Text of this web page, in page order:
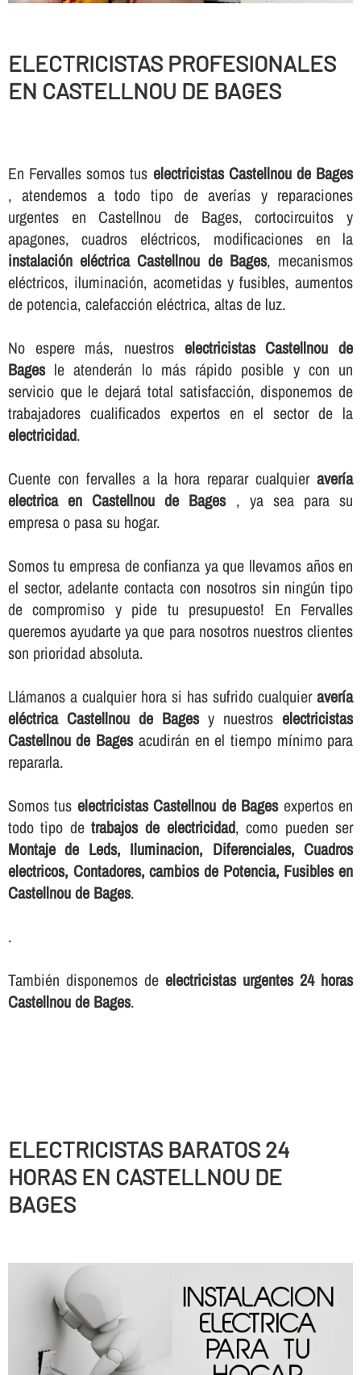
ELECTRICISTAS PROFESIONALES
EN CASTELLNOU DE BAGES
En Fervalles somos tus electricistas Castellnou de Bages
, atendemos a todo tipo de averí­as y reparaciones
urgentes en Castellnou de Bages, cortocircuitos y
apagones, cuadros eléctricos, modificaciones en la
instalación eléctrica Castellnou de Bages, mecanismos
eléctricos, iluminación, acometidas y fusibles, aumentos
de potencia, calefacción eléctrica, altas de luz.
No espere más, nuestros electricistas Castellnou de
Bagesle atenderán lo más rápido posible y con un
servicio que le dejará total satisfacción, disponemos de
trabajadores cualificados expertos en el sector de la
electricidad.
Cuente con fervalles a la hora reparar cualquieraverí­a
electrica en Castellnou de Bages, ya sea para su
empresa o pasa su hogar.
Somos tu empresa de confianza ya que llevamos años en
el sector, adelante contacta con nosotros sin ningún tipo
de compromiso y pide tu presupuesto! En Fervalles
queremos ayudarte ya que para nosotros nuestros clientes
son prioridad absoluta.
Llámanos a cualquier hora si has sufrido cualquieraverí­a
eléctrica Castellnou de Bagesy nuestroselectricistas
Castellnou de Bagesacudirán en el tiempo mí­nimo para
repararla.
Somos tus electricistas Castellnou de Bagesexpertos en
todo tipo detrabajos de electricidad, como pueden ser
Montaje de Leds, Iluminacion, Diferenciales, Cuadros
electricos, Contadores, cambios de Potencia, Fusibles en
Castellnou de Bages.
.
También disponemos de electricistas urgentes 24 horas
Castellnou de Bages.
ELECTRICISTAS BARATOS 24
HORAS EN CASTELLNOU DE
BAGES